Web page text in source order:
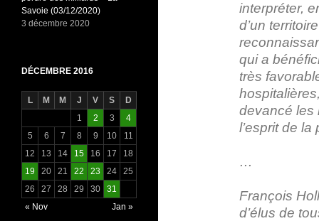
interpréter,
d’un
qui a
très
devancé les
l’esprit de
…
François
d’élus de
Savoie (03/12/2020)
3 décembre 2020
DÉCEMBRE 2016
L M M J V S
D
1
2 3
4
5
6 7 8 9 10
11
12
13 14 15 16 17
18
19
20 21 22 23 24
25
26
27 28 29 30
31
« Nov
Jan »